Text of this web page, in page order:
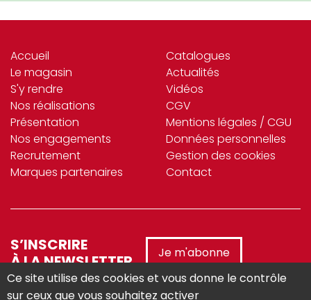
Accueil
Le magasin
S'y rendre
Nos réalisations
Présentation
Nos engagements
Recrutement
Marques partenaires
Catalogues
Actualités
Vidéos
CGV
Mentions légales / CGU
Données personnelles
Gestion des cookies
Contact
S’INSCRIRE
À LA NEWSLETTER
Je m'abonne
Ce site utilise des cookies et vous donne le contrôle
sur ceux que vous souhaitez activer